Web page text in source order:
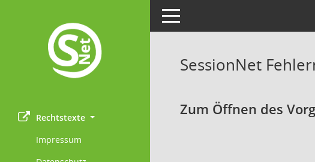
Rechtstexte
Impressum
Toggle navigation
SessionNet
Zum Öffnen des